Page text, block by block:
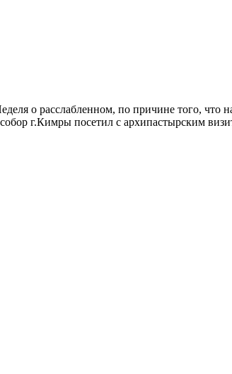
о расслабленном, по причине того,
г.Кимры посетил с архипастырским